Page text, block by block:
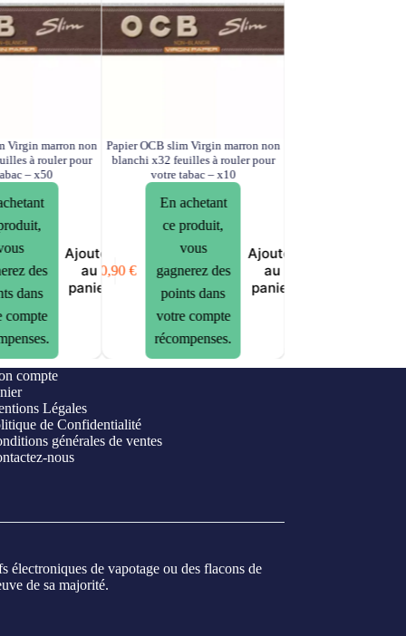
Virgin marron non
à rouler pour
– x50
des
dans
compte
Ajouter
au
panier
Papier OCB slim Virgin marron non
blanchi x32 feuilles à rouler pour
votre tabac – x10
10,90€
En achetant
ce produit,
vous
gagnerez des
points dans
votre compte
récompenses.
Ajouter
au
panier
compte
Légales
de Confidentialité
générales de ventes
nous
électroniques de vapotage ou des flacons de
de sa majorité.